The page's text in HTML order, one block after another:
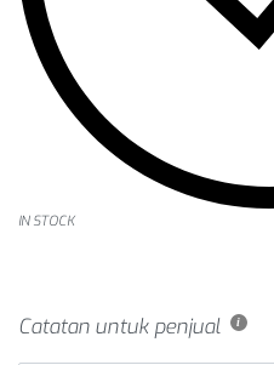
IN STOCK
Catatan untuk penjual